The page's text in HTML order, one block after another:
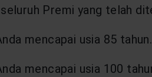
Premi yang telah
mencapai usia 85 tahun.
mencapai usia 100